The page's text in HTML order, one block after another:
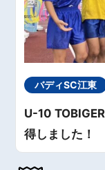
バディSC江東
U-10
得しました！